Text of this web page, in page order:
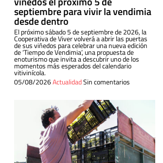
septiembre para vivir la vendimia
desde dentro
El próximo sábado 5 de septiembre de 2026, la
Cooperativa de Viver volverá a abrir las puertas
de sus viñedos para celebrar una nueva edición
de ‘Tiempo de Vendimia’, una propuesta de
enoturismo que invita a descubrir uno de los
momentos más esperados del calendario
vitivinícola.
05/08/2026ActualidadSin comentarios